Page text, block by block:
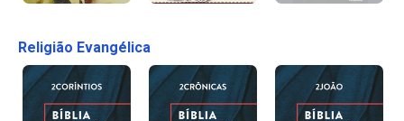
Religião Evangélica